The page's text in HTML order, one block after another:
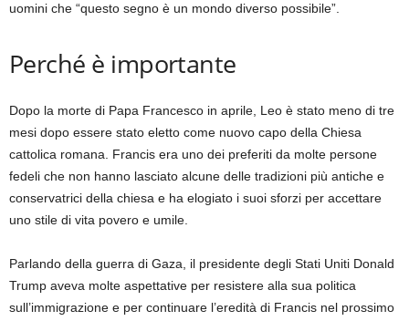
uomini che “questo segno è un mondo diverso possibile”.
Perché è importante
Dopo la morte di Papa Francesco in aprile, Leo è stato meno di tre
mesi dopo essere stato eletto come nuovo capo della Chiesa
cattolica romana. Francis era uno dei preferiti da molte persone
fedeli che non hanno lasciato alcune delle tradizioni più antiche e
conservatrici della chiesa e ha elogiato i suoi sforzi per accettare
uno stile di vita povero e umile.
Parlando della guerra di Gaza, il presidente degli Stati Uniti Donald
Trump aveva molte aspettative per resistere alla sua politica
sull’immigrazione e per continuare l’eredità di Francis nel prossimo